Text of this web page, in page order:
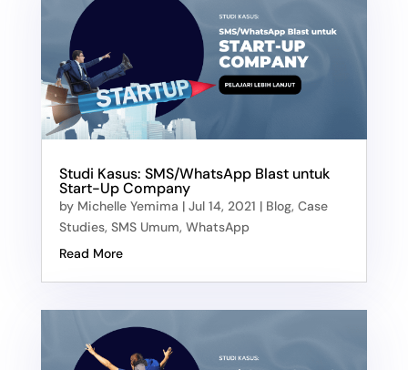
Studi Kasus: SMS/WhatsApp Blast untuk
Start-Up Company
by Michelle Yemima | Jul 14, 2021 | Blog, Case
Studies, SMS Umum, WhatsApp
Read More